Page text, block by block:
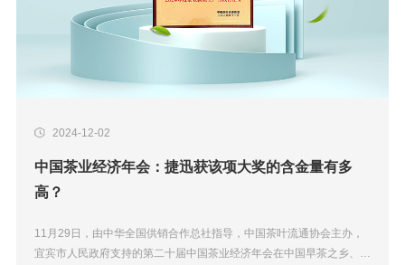
2024-12-02
中国茶业经济年会：捷迅获该项大奖的含金量有多
高？
11月29日，由中华全国供销合作总社指导，中国茶叶流通协会主办，
宜宾市人民政府支持的第二十届中国茶业经济年会在中国早茶之乡、川